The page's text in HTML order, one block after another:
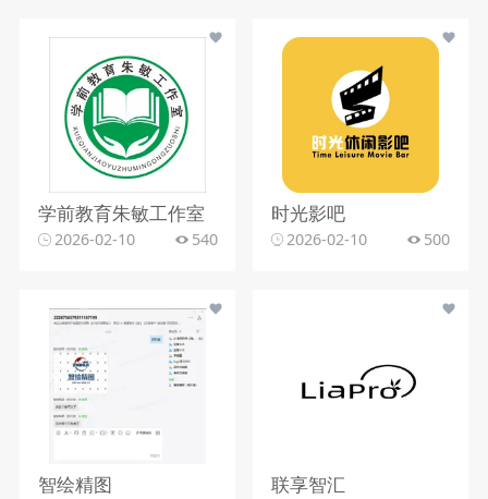
学前教育朱敏工作室
2026-02-10 540
时光影吧
2026-02-10 500
智绘精图 联享智汇